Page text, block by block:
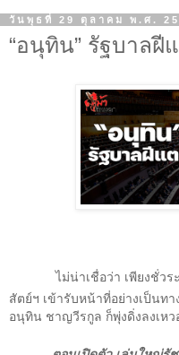
วันพุธที่ 29 ตุลาคม พ.ศ.
“อนุทิน” รัฐบาลฝี
ไม่น่าเชื่อว่า เพียงชั่วร
สัตย์ฯ เข้ารับหน้าที่อย่างเป็นท
อนุทิน ชาญวีรกูล ก็พุ่งดิ่งลงเหว